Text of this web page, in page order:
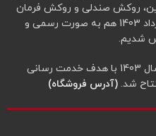
روکش صندلی و روکش فرمان
خودرو شاهین و... آغاز بکار کرد. در مرداد 1403 هم به صورت رسمی و
شدیم.
فروشگاه حضوری شاهین لوکس در سال 1403 با هدف خدمت رسانی
شد. (آدرس فروشگاه)